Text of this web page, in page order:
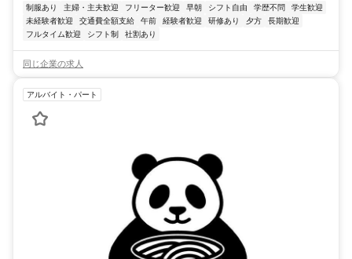
制服あり 主婦・主夫歓迎 フリーター歓迎 早朝 シフト自由 学歴不問
学生歓迎
未経験者歓迎
交通費全額支給 午前 経験者歓迎 研修あり 夕方
長期歓迎
フルタイム歓迎
シフト制 社割あり
同じ企業の求人
アルバイト・パート